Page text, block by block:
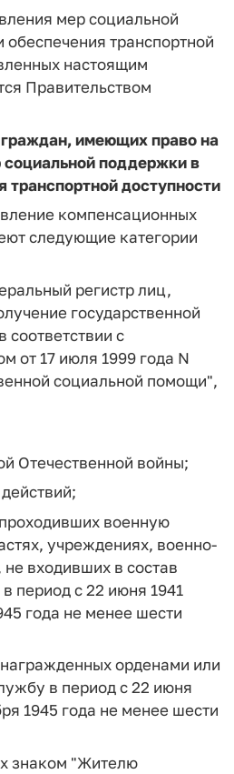
мер социальной
транспортной
настоящим
Правительством
имеющих право на
поддержки в
транспортной доступности
компенсационных
следующие категории
регистр лиц,
государственной
с
от 17 июля 1999 года N
социальной помощи",
Отечественной войны;
военную
учреждениях, военно-
входивших в состав
период с 22 июня 1941
года не менее шести
орденами или
в период с 22 июня
1945 года не менее шести
знаком "Жителю